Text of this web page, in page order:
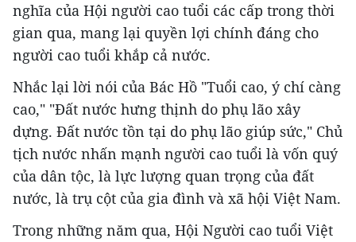
nghĩa của Hội người cao tuổi các cấp trong thời
gian qua, mang lại quyền lợi chính đáng cho
người cao tuổi khắp cả nước.
Nhắc lại lời nói của Bác Hồ "Tuổi cao, ý chí càng
cao," "Đất nước hưng thịnh do phụ lão xây
dựng. Đất nước tồn tại do phụ lão giúp sức," Chủ
tịch nước nhấn mạnh người cao tuổi là vốn quý
của dân tộc, là lực lượng quan trọng của đất
nước, là trụ cột của gia đình và xã hội Việt Nam.
Trong những năm qua, Hội Người cao tuổi Việt